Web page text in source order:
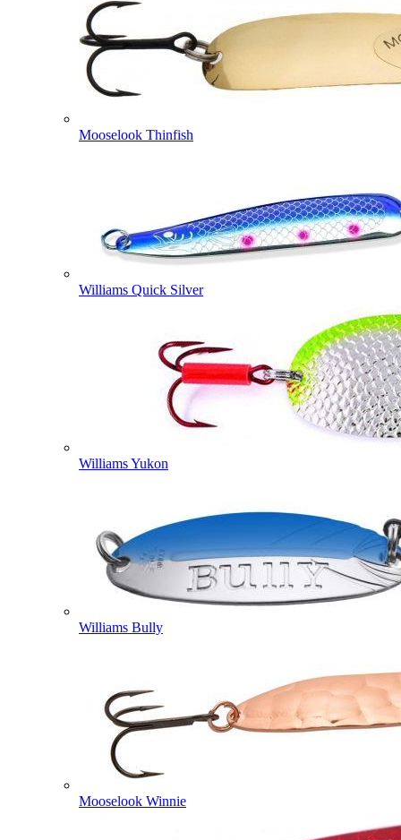
Mooselook Thinfish
Williams Quick Silver
Williams Yukon
Williams Bully
Mooselook Winnie